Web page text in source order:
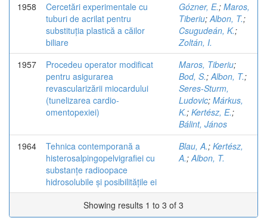
1958
Cercetări experimentale cu
tuburi de acrilat pentru
substituția plastică a căilor
biliare
Gózner, E.; Maros,
Tiberiu;Albon, T.;
Csugudeán, K.;
Zoltán, I.
1957
Procedeu operator modificat
pentru asigurarea
revascularizării miocardului
(tunelizarea cardio-
omentopexiei)
Maros, Tiberiu;
Bod, S.;Albon, T.;
Seres-Sturm,
Ludovic; Márkus,
K.; Kertész, E.;
Bálint, János
1964
Tehnica contemporană a
histerosalpingopelvigrafiei cu
substanțe radioopace
hidrosolubile și posibilitățile ei
Blau, A.; Kertész,
A.;Albon, T.
Showing results 1 to 3 of 3